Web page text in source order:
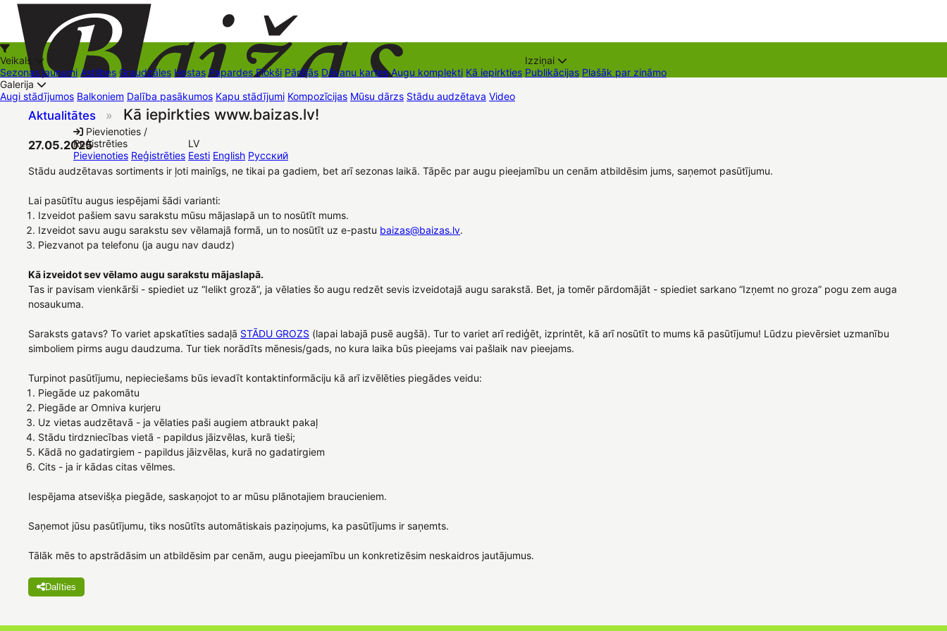
+37126545879 baizas@baizas.lv
Pievienoties /
Reģistrēties
Pievienoties Reģistrēties
LV
Eesti English Русский
Veikals
Sezonas jaunumi Astilbes Graudzāles Hostas Papardes Flokši Pārējās Dāvanu kartes Augu komplekti Kā iepirkties
Izziņai
Publikācijas Plašāk par zināmo
Galerija
Augi stādījumos Balkoniem Dalība pasākumos Kapu stādījumi Kompozīcijas Mūsu dārzs Stādu audzētava Video
Aktualitātes » Kā iepirkties www.baizas.lv!
27.05.2025
Stādu audzētavas sortiments ir ļoti mainīgs, ne tikai pa gadiem, bet arī sezonas laikā. Tāpēc par augu pieejamību un cenām atbildēsim jums, saņemot pasūtījumu.
Lai pasūtītu augus iespējami šādi varianti:
Izveidot pašiem savu sarakstu mūsu mājaslapā un to nosūtīt mums.
Izveidot savu augu sarakstu sev vēlamajā formā, un to nosūtīt uz e-pastu baizas@baizas.lv.
Piezvanot pa telefonu (ja augu nav daudz)
Kā izveidot sev vēlamo augu sarakstu mājaslapā.
Tas ir pavisam vienkārši - spiediet uz “Ielikt grozā”, ja vēlaties šo augu redzēt sevis izveidotajā augu sarakstā. Bet, ja tomēr pārdomājāt - spiediet sarkano “Izņemt no groza” pogu zem auga
nosaukuma.
Saraksts gatavs? To variet apskatīties sadaļā STĀDU GROZS (lapai labajā pusē augšā). Tur to variet arī rediģēt, izprintēt, kā arī nosūtīt to mums kā pasūtījumu! Lūdzu pievērsiet uzmanību
simboliem pirms augu daudzuma. Tur tiek norādīts mēnesis/gads, no kura laika būs pieejams vai pašlaik nav pieejams.
Turpinot pasūtījumu, nepieciešams būs ievadīt kontaktinformāciju kā arī izvēlēties piegādes veidu:
Piegāde uz pakomātu
Piegāde ar Omniva kurjeru
Uz vietas audzētavā - ja vēlaties paši augiem atbraukt pakaļ
Stādu tirdzniecības vietā - papildus jāizvēlas, kurā tieši;
Kādā no gadatirgiem - papildus jāizvēlas, kurā no gadatirgiem
Cits - ja ir kādas citas vēlmes.
Iespējama atsevišķa piegāde, saskaņojot to ar mūsu plānotajiem braucieniem.
Saņemot jūsu pasūtījumu, tiks nosūtīts automātiskais paziņojums, ka pasūtījums ir saņemts.
Tālāk mēs to apstrādāsim un atbildēsim par cenām, augu pieejamību un konkretizēsim neskaidros jautājumus.
Dalīties